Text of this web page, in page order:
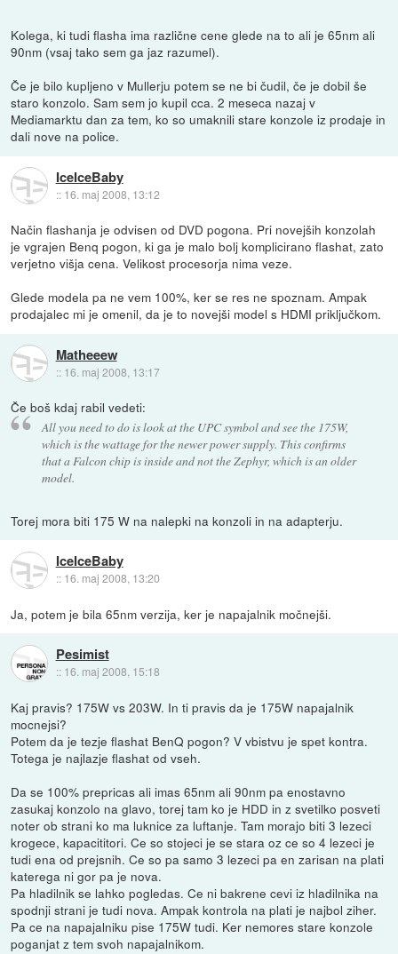
Kolega, ki tudi flasha ima različne cene glede na to ali je 65nm ali
90nm (vsaj tako sem ga jaz razumel).
Če je bilo kupljeno v Mullerju potem se ne bi čudil, če je dobil še
staro konzolo. Sam sem jo kupil cca. 2 meseca nazaj v
Mediamarktu dan za tem, ko so umaknili stare konzole iz prodaje in
dali nove na police.
IceIceBaby
:: 16. maj 2008, 13:12
Način flashanja je odvisen od DVD pogona. Pri novejših konzolah
je vgrajen Benq pogon, ki ga je malo bolj komplicirano flashat, zato
verjetno višja cena. Velikost procesorja nima veze.
Glede modela pa ne vem 100%, ker se res ne spoznam. Ampak
prodajalec mi je omenil, da je to novejši model s HDMI priključkom.
Matheeew
:: 16. maj 2008, 13:17
Če boš kdaj rabil vedeti:
All you need to do is look at the UPC symbol and see the 175W,
which is the wattage for the newer power supply. This confirms
that a Falcon chip is inside and not the Zephyr, which is an older
model.
Torej mora biti 175 W na nalepki na konzoli in na adapterju.
IceIceBaby
:: 16. maj 2008, 13:20
Ja, potem je bila 65nm verzija, ker je napajalnik močnejši.
Pesimist
:: 16. maj 2008, 15:18
Kaj pravis? 175W vs 203W. In ti pravis da je 175W napajalnik
mocnejsi?
Potem da je tezje flashat BenQ pogon? V vbistvu je spet kontra.
Totega je najlazje flashat od vseh.
Da se 100% prepricas ali imas 65nm ali 90nm pa enostavno
zasukaj konzolo na glavo, torej tam ko je HDD in z svetilko posveti
noter ob strani ko ma luknice za luftanje. Tam morajo biti 3 lezeci
krogece, kapacititori. Ce so stojeci je se stara oz ce so 4 lezeci je
tudi ena od prejsnih. Ce so pa samo 3 lezeci pa en zarisan na plati
katerega ni gor pa je nova.
Pa hladilnik se lahko pogledas. Ce ni bakrene cevi iz hladilnika na
spodnji strani je tudi nova. Ampak kontrola na plati je najbol ziher.
Pa ce na napajalniku pise 175W tudi. Ker nemores stare konzole
poganjat z tem svoh napajalnikom.